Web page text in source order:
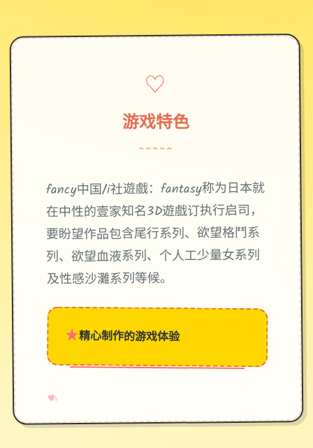
♡
游戏特色
~~~~~
fancy中国/i社遊戲：fantasy称为日本就
在中性的壹家知名3D遊戲订执行启司，
要盼望作品包含尾行系列、欲望格鬥系
列、欲望血液系列、个人工少量女系列
及性感沙灘系列等候。
★精心制作的游戏体验
♥
✧
→